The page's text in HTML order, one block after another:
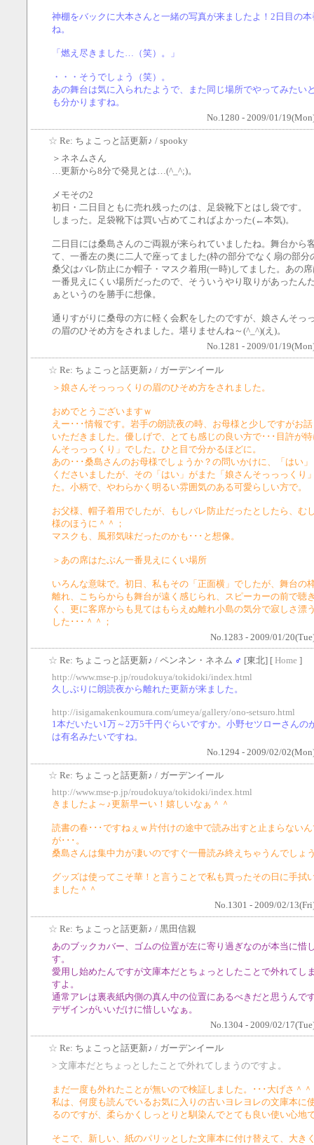
神棚をバックに大本さんと一緒の写真が来ましたよ！2日目の
ね。
「燃え尽きました…（笑）。」
・・・そうでしょう（笑）。
あの舞台は気に入られたようで、また同じ場所でやってみたい
も分かりますね。
No.1280 - 2009/01/
☆ Re: ちょこっと話更新♪ / spooky
＞ネネムさん
…更新から8分で発見とは…(^_^;)。
メモその2
初日・二日目ともに売れ残ったのは、足袋靴下とはし袋です。
しまった。足袋靴下は買い占めてこればよかった(←本気)。
二日目には桑島さんのご両親が来られていましたね。舞台から
て、一番左の奥に二人で座ってました(枠の部分でなく扇の部分
桑父はバレ防止にか帽子・マスク着用(一時)してました。あの
一番見えにくい場所だったので、そういうやり取りがあったん
ぁというのを勝手に想像。
通りすがりに桑母の方に軽く会釈をしたのですが、娘さんそっ
の眉のひそめ方をされました。堪りませんね～(^_^)(え)。
No.1281 - 2009/01/
☆ Re: ちょこっと話更新♪ / ガーデンイール
＞娘さんそっっっくりの眉のひそめ方をされました。
おめでとうございますｗ
えー･･･情報です。岩手の朗読夜の時、お母様と少しですがお
いただきました。優しげで、とても感じの良い方で･･･目許が
んそっっっくり」でした。ひと目で分かるほどに。
あの･･･桑島さんのお母様でしょうか？の問いかけに、「はい
くださいましたが、その「はい」がまた「娘さんそっっっくり
た。小柄で、やわらかく明るい雰囲気のある可愛らしい方で。
お父様、帽子着用でしたが、もしバレ防止だったとしたら、む
様のほうに＾＾；
マスクも、風邪気味だったのかも･･･と想像。
＞あの席はたぶん一番見えにくい場所
いろんな意味で。初日、私もその「正面横」でしたが、舞台の
離れ、こちらからも舞台が遠く感じられ、スピーカーの前で聴
く、更に客席からも見てはもらえぬ離れ小島の気分で寂しさ漂
した･･･＾＾；
No.1283 - 2009/01/
☆ Re: ちょこっと話更新♪ / ペンネン・ネネム ♂ [東北] [ Home ]
http://www.mse-p.jp/roudokuya/tokidoki/index.html
久しぶりに朗読夜から離れた更新が来ました。
http://isigamakenkoumura.com/umeya/gallery/ono-setsuro.html
1本だいたい1万～2万5千円ぐらいですか。小野セツローさんの
は有名みたいですね。
No.1294 - 2009/02/
☆ Re: ちょこっと話更新♪ / ガーデンイール
http://www.mse-p.jp/roudokuya/tokidoki/index.html
きましたよ～♪更新早ーい！嬉しいなぁ＾＾
読書の春･･･ですねぇｗ片付けの途中で読み出すと止まらない
が･･･。
桑島さんは集中力が凄いのですぐ一冊読み終えちゃうんでしょ
グッズは使ってこそ華！と言うことで私も買ったその日に手拭
ました＾＾
No.1301 - 2009/02/
☆ Re: ちょこっと話更新♪ / 黒田信親
あのブックカバー、ゴムの位置が左に寄り過ぎなのが本当に惜
す。
愛用し始めたんですが文庫本だとちょっとしたことで外れてし
すよ。
通常アレは裏表紙内側の真ん中の位置にあるべきだと思うんで
デザインがいいだけに惜しいなぁ。
No.1304 - 2009/02/
☆ Re: ちょこっと話更新♪ / ガーデンイール
> 文庫本だとちょっとしたことで外れてしまうのですよ。
まだ一度も外れたことが無いので検証しました。･･･大げさ＾
私は、何度も読んでいるお気に入りの古いヨレヨレの文庫本に
るのですが、柔らかくしっとりと馴染んでとても良い使い心地
そこで、新しい、紙のパリッとした文庫本に付け替えて、大き